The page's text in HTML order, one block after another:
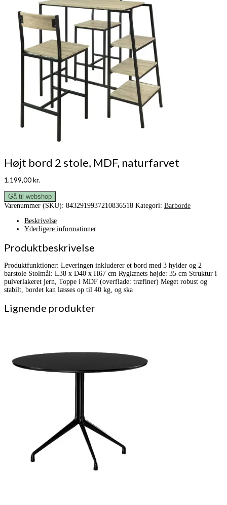
Højt bord 2 stole, MDF, naturfarvet
1.199,00kr.
Gå til webshop
Varenummer (SKU): 8432919937210836518 Kategori: Barborde
Beskrivelse
Yderligere informationer
Produktbeskrivelse
Produktfunktioner: Leveringen inkluderer et bord med 3 hylder og 2
barstole Stolmål: L38 x D40 x H67 cm Ryglænets højde: 35 cm Struktur i
pulverlakeret jern, Toppe i MDF (overflade: træfiner) Meget robust og
stabilt, bordet kan læsses op til 40 kg, og ska
Lignende produkter